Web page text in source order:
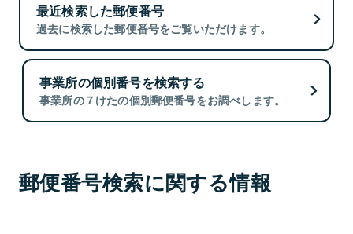
最近検索した郵便番号
過去に検索した郵便番号をご覧いただけます。
事業所の個別番号を検索する
事業所の７けたの個別郵便番号をお調べします。
郵便番号検索に関する情報